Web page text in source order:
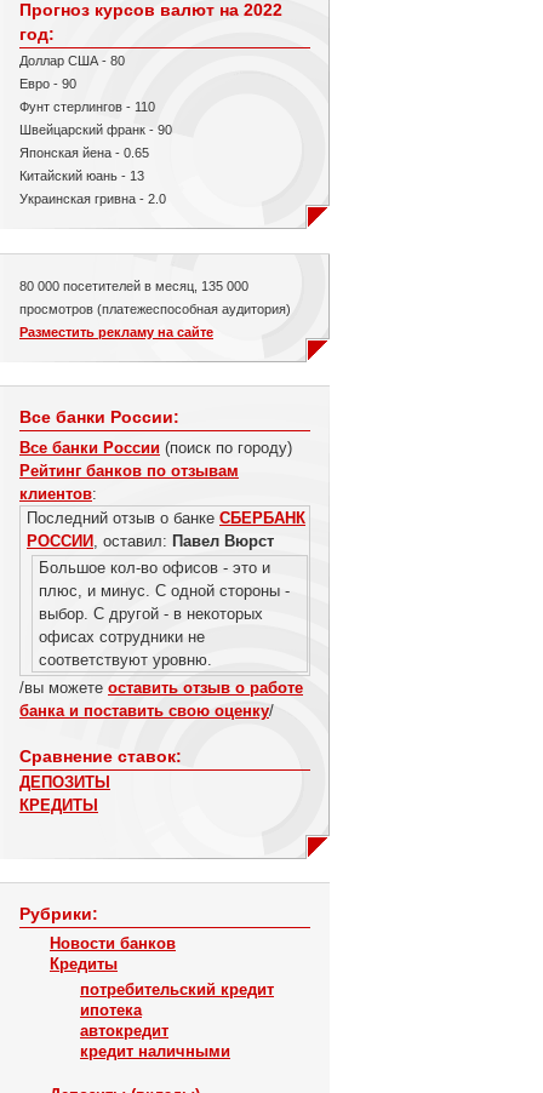
Прогноз курсов валют на 2022
год:
Доллар США - 80
Евро - 90
Фунт стерлингов - 110
Швейцарский франк - 90
Японская йена - 0.65
Китайский юань - 13
Украинская гривна - 2.0
80 000 посетителей в месяц, 135 000
просмотров (платежеспособная аудитория)
Разместить рекламу на сайте
Все банки России:
Все банки России (поиск по городу)
Рейтинг банков по отзывам
клиентов:
Последний отзыв о банке СБЕРБАНК
РОССИИ , оставил: Павел Вюрст
Большое кол-во офисов - это и
плюс, и минус. С одной стороны -
выбор. С другой - в некоторых
офисах сотрудники не
соответствуют уровню.
/вы можете оставить отзыв о работе
банка и поставить свою оценку/
Сравнение ставок:
ДЕПОЗИТЫ
КРЕДИТЫ
Рубрики:
Новости банков
Кредиты
потребительский кредит
ипотека
автокредит
кредит наличными